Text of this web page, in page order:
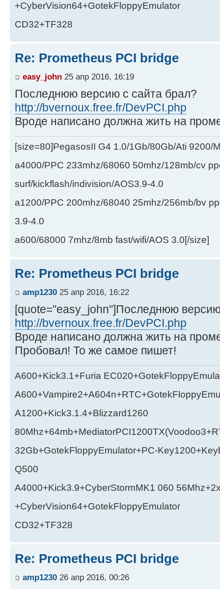
+CyberVision64+GotekFloppyEmulator
CD32+TF328
Re: Prometheus PCI bridge
easy_john 25 апр 2016, 16:19
Последнюю версию с сайта брал?
http://bvernoux.free.fr/DevPCI.php
Вроде написано должна жить на
[size=80]PegasosII G4 1.0/1Gb/80Gb/Ati 9200/
a4000/PPC 233mhz/68060 50mhz/128mb/cv
surf/kickflash/indivision/AOS3.9-4.0
a1200/PPC 200mhz/68040 25mhz/256mb/bv
3.9-4.0
a600/68000 7mhz/8mb fast/wifi/AOS 3.0[/size]
Re: Prometheus PCI bridge
amp1230 25 апр 2016, 16:22
[quote="easy_john"]Последнюю
http://bvernoux.free.fr/DevPCI.php
Вроде написано должна жить на
Пробовал! То же самое пишет!
A600+Kick3.1+Furia
A1200+Kick3.1.4+Blizzard1260
32Gb+GotekFloppyEmulator+PC-
Q500
A4000+Kick3.9+CyberStormMK1 060
+CyberVision64+GotekFloppyEmulator
CD32+TF328
Re: Prometheus PCI bridge
amp1230 26 апр 2016, 00:26